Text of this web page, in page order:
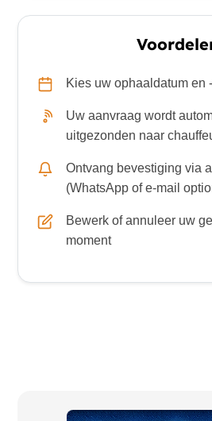
Kies uw ophaaldatum en
Uw aanvraag wordt
uitgezonden naar
Ontvang bevestiging via
(WhatsApp of e-mail
Bewerk of annuleer uw
moment